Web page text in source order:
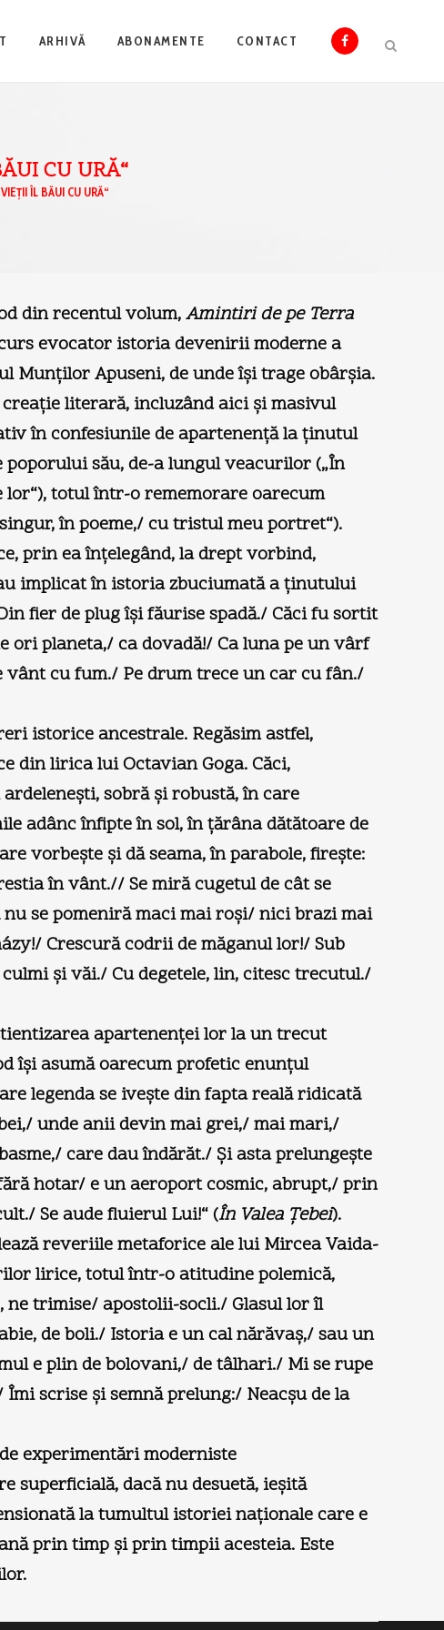
ARHIVĂ ABONAMENTE CONTACT
CU URĂ“
ÎL BĂUI CU URĂ“
din recentul volum,Amintiri de pe Terra
evocator istoria devenirii moderne a
Munţilor Apuseni, de unde îşi trage obârşia.
literară, incluzând aici şi masivul
în confesiunile de apartenenţă la ţinutul
său, de-a lungul veacurilor („În
totul într-o rememorare oarecum
în poeme,/ cu tristul meu portret“).
prin ea înţelegând, la drept vorbind,
implicat în istoria zbuciumată a ţinutului
fier de plug îşi făurise spadă./ Căci fu sortit
ori planeta,/ ca dovadă!/ Ca luna pe un vârf
cu fum./ Pe drum trece un car cu fân./
istorice ancestrale. Regăsim astfel,
din lirica lui Octavian Goga. Căci,
sobră şi robustă, în care
adânc înfipte în sol, în ţărâna dătătoare de
vorbeşte şi dă seama, în parabole, fireşte:
în vânt.// Se miră cugetul de cât se
se pomeniră maci mai roşi/ nici brazi mai
Crescură codrii de măganul lor!/ Sub
şi văi./ Cu degetele, lin, citesc trecutul./
apartenenţei lor la un trecut
îşi asumă oarecum profetic enunţul
legenda se iveşte din fapta reală ridicată
unde anii devin mai grei,/ mai mari,/
care dau îndărăt./ Şi asta prelungeşte
hotar/ e un aeroport cosmic, abrupt,/ prin
Se aude fluierul Lui!“ (În Valea Ţebei).
reveriile metaforice ale lui Mircea Vaida-
lirice, totul într-o atitudine polemică,
ne trimise/ apostolii-socli./ Glasul lor îl
de boli./ Istoria e un cal nărăvaş,/ sau un
e plin de bolovani,/ de tâlhari./ Mi se rupe
scrise şi semnă prelung:/ Neacşu de la
experimentări moderniste
superficială, dacă nu desuetă, ieşită
la tumultul istoriei naţionale care e
prin timp şi prin timpii acesteia. Este